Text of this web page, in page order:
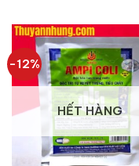
-12%
HẾT HÀNG